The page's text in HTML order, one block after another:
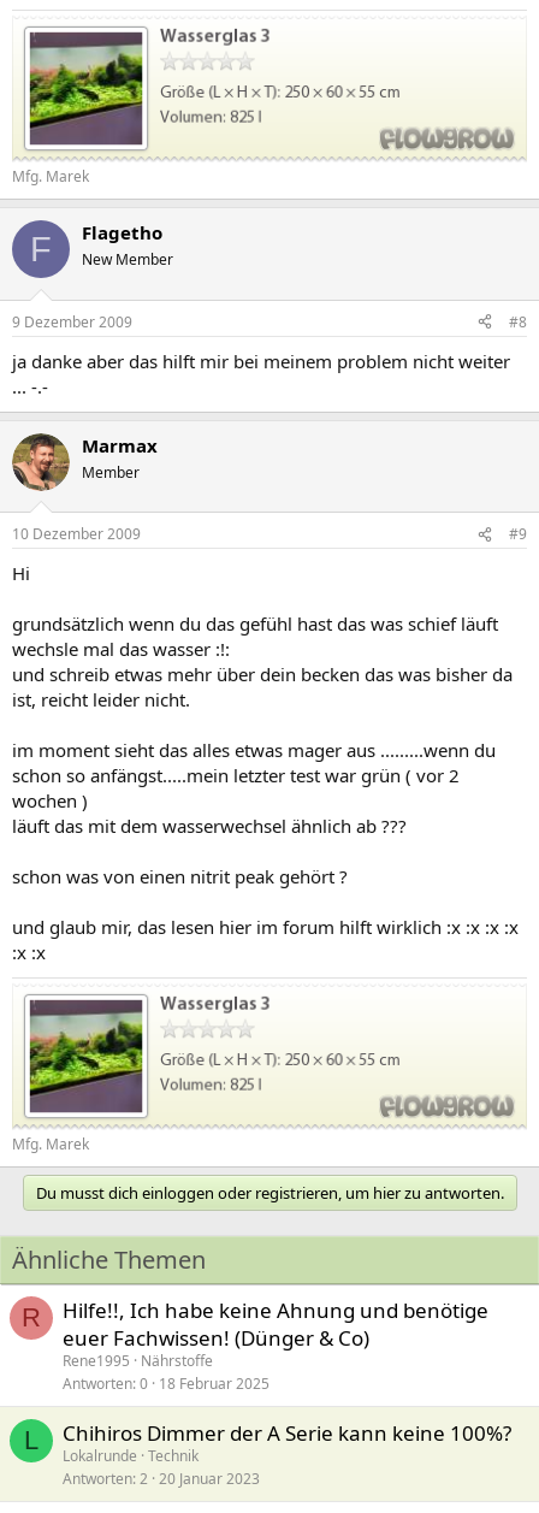
Mfg. Marek
F Flagetho
New Member
9 Dezember 2009 #8
ja danke aber das hilft mir bei meinem problem nicht weiter
... -.-
Marmax
Member
10 Dezember 2009 #9
Hi
grundsätzlich wenn du das gefühl hast das was schief läuft
wechsle mal das wasser :!:
und schreib etwas mehr über dein becken das was bisher da
ist, reicht leider nicht.
im moment sieht das alles etwas mager aus .........wenn du
schon so anfängst.....mein letzter test war grün ( vor 2
wochen )
läuft das mit dem wasserwechsel ähnlich ab ???
schon was von einen nitrit peak gehört ?
und glaub mir, das lesen hier im forum hilft wirklich :x :x :x :x
:x :x
Mfg. Marek
Du musst dich einloggen oder registrieren, um hier zu antworten.
Ähnliche Themen
R
Hilfe!!, Ich habe keine Ahnung und benötige
euer Fachwissen! (Dünger & Co)
Rene1995
Nährstoffe
Antworten 0 18 Februar 2025
L Chihiros Dimmer der A Serie kann keine 100%?
Lokalrunde Technik
Antworten 2 20 Januar 2023